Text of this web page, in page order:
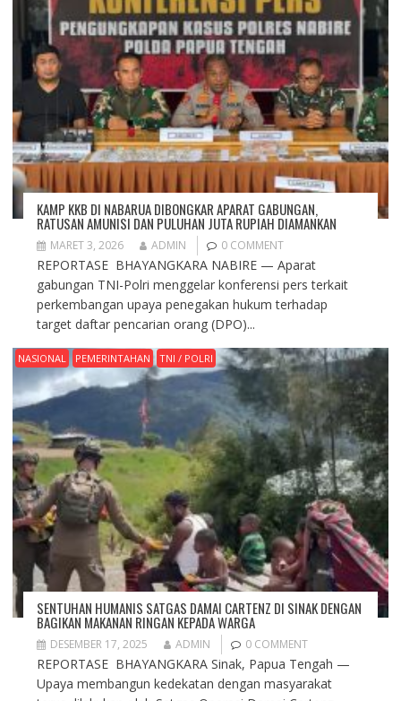
KAMP KKB DI NABARUA DIBONGKAR APARAT GABUNGAN,
RATUSAN AMUNISI DAN PULUHAN JUTA RUPIAH DIAMANKAN
MARET 3, 2026 ADMIN 0 COMMENT
REPORTASE BHAYANGKARA NABIRE — Aparat
gabungan TNI-Polri menggelar konferensi pers terkait
perkembangan upaya penegakan hukum terhadap
target daftar pencarian orang (DPO)...
NASIONAL PEMERINTAHAN TNI / POLRI
SENTUHAN HUMANIS SATGAS DAMAI CARTENZ DI SINAK DENGAN
BAGIKAN MAKANAN RINGAN KEPADA WARGA
DESEMBER 17, 2025 ADMIN 0 COMMENT
REPORTASE BHAYANGKARA Sinak, Papua Tengah —
Upaya membangun kedekatan dengan masyarakat